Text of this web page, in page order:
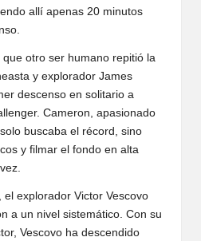
allí apenas 20 minutos
otro ser humano repitió la
y explorador James
descenso en solitario a
Cameron, apasionado
buscaba el récord, sino
y filmar el fondo en alta
el explorador Victor Vescovo
a un nivel sistemático. Con su
Vescovo ha descendido